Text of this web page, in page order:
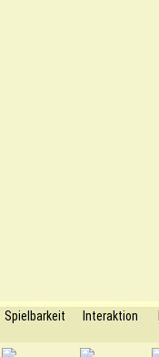
Spielbarkeit Interaktion